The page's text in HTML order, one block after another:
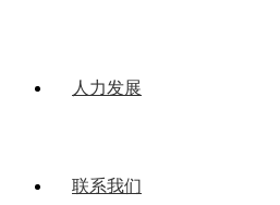
人力发展
联系我们